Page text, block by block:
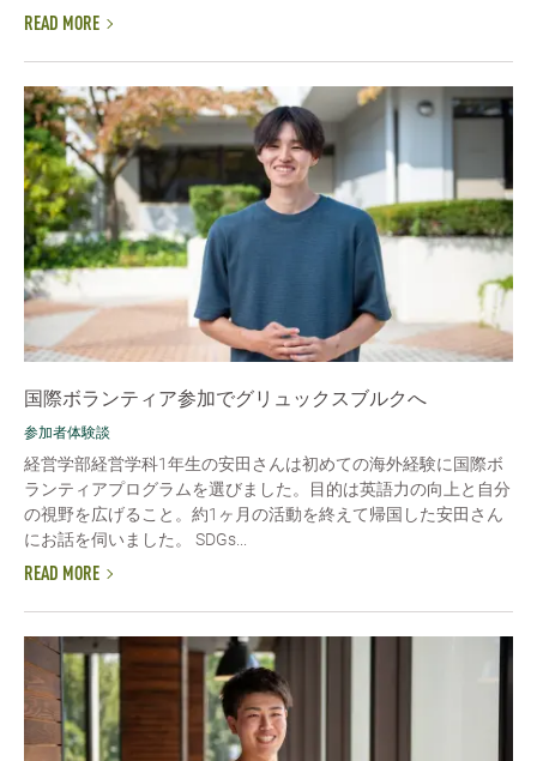
READ MORE
国際ボランティア参加でグリュックスブルクへ
参加者体験談
経営学部経営学科1年生の安田さんは初めての海外経験に国際ボ
ランティアプログラムを選びました。目的は英語力の向上と自分
の視野を広げること。約1ヶ月の活動を終えて帰国した安田さん
にお話を伺いました。 SDGs...
READ MORE